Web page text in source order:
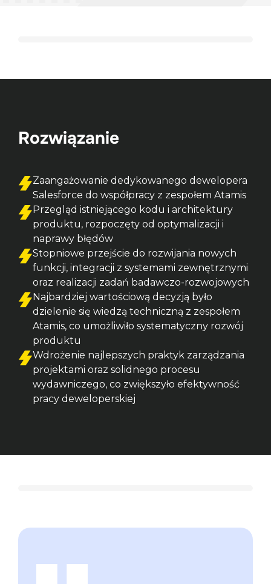
Rozwiązanie
Zaangażowanie dedykowanego dewelopera
Salesforce do współpracy z zespołem Atamis
Przegląd istniejącego kodu i architektury
produktu, rozpoczęty od optymalizacji i
naprawy błędów
Stopniowe przejście do rozwijania nowych
funkcji, integracji z systemami zewnętrznymi
oraz realizacji zadań badawczo-rozwojowych
Najbardziej wartościową decyzją było
dzielenie się wiedzą techniczną z zespołem
Atamis, co umożliwiło systematyczny rozwój
produktu
Wdrożenie najlepszych praktyk zarządzania
projektami oraz solidnego procesu
wydawniczego, co zwiększyło efektywność
pracy deweloperskiej